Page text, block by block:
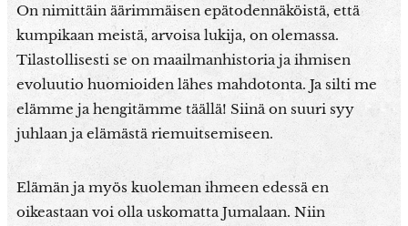
On nimittäin äärimmäisen epätodennäköistä, että
kumpikaan meistä, arvoisa lukija, on olemassa.
Tilastollisesti se on maailmanhistoria ja ihmisen
evoluutio huomioiden lähes mahdotonta. Ja silti me
elämme ja hengitämme täällä! Siinä on suuri syy
juhlaan ja elämästä riemuitsemiseen.
Elämän ja myös kuoleman ihmeen edessä en
oikeastaan voi olla uskomatta Jumalaan. Niin